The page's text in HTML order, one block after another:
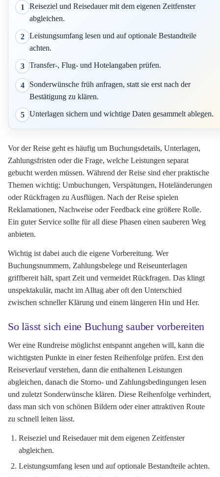
1
Reiseziel und Reisedauer mit dem eigenen Zeitfenster
abgleichen.
2
Leistungsumfang lesen und auf optionale Bestandteile
achten.
3 Transfer-, Flug- und Hotelangaben prüfen.
4
Sonderwünsche früh anfragen, statt sie erst nach der
Bestätigung zu klären.
5 Unterlagen sichern und wichtige Daten gesammelt ablegen.
Vor der Reise geht es häufig um Buchungsdetails, Unterlagen,
Zahlungsfristen oder die Frage, welche Leistungen separat
gebucht werden müssen. Während der Reise sind eher praktische
Themen wichtig: Umbuchungen, Verspätungen, Hoteländerungen
oder Rückfragen zu Ausflügen. Nach der Reise spielen
Reklamationen, Nachweise oder Feedback eine größere Rolle.
Ein guter Service sollte für all diese Phasen einen sauberen Weg
anbieten.
Wichtig ist dabei auch die eigene Vorbereitung. Wer
Buchungsnummern, Zahlungsbelege und Reiseunterlagen
griffbereit hält, spart Zeit und vermeidet Rückfragen. Das klingt
unspektakulär, macht im Alltag aber oft den Unterschied
zwischen schneller Klärung und einem längeren Hin und Her.
So lässt sich eine Buchung sauber vorbereiten
Wer eine Rundreise möglichst entspannt angehen will, kann die
wichtigsten Punkte in einer festen Reihenfolge prüfen. Erst den
Reiseverlauf verstehen, dann die enthaltenen Leistungen
abgleichen, danach die Storno- und Zahlungsbedingungen lesen
und zuletzt Sonderwünsche klären. Diese Reihenfolge verhindert,
dass man sich von schönen Bildern oder einer attraktiven Route
zu schnell leiten lässt.
Reiseziel und Reisedauer mit dem eigenen Zeitfenster
abgleichen.
Leistungsumfang lesen und auf optionale Bestandteile achten.